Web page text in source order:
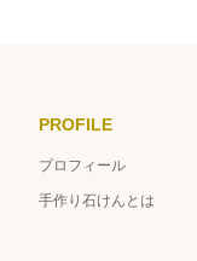
PROFILE
プロフィール
手作り石けんとは